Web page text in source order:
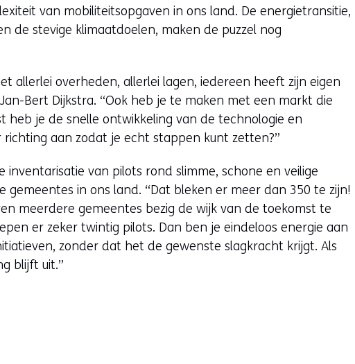
van mobiliteitsopgaven in ons land. De energietransitie,
de stevige klimaatdoelen, maken de puzzel nog
allerlei overheden, allerlei lagen, iedereen heeft zijn eigen
Bert Dijkstra. “Ook heb je te maken met een markt die
heb je de snelle ontwikkeling van de technologie en
aan zodat je echt stappen kunt zetten?”
van pilots rond slimme, schone en veilige
gemeentes in ons land. “Dat bleken er meer dan 350 te zijn!
meerdere gemeentes bezig de wijk van de toekomst te
er zeker twintig pilots. Dan ben je eindeloos energie aan
zonder dat het de gewenste slagkracht krijgt. Als
blijft uit.”